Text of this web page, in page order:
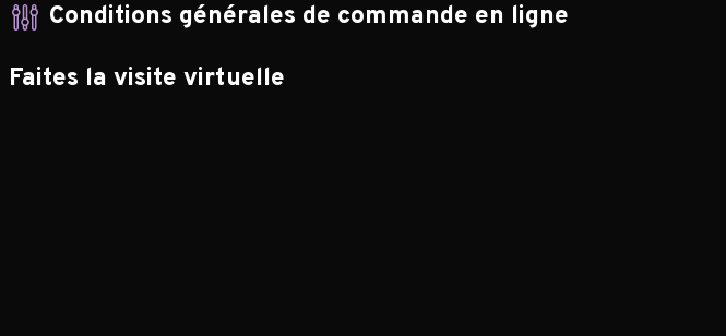
Conditions générales de commande en ligne
Faites la visite virtuelle